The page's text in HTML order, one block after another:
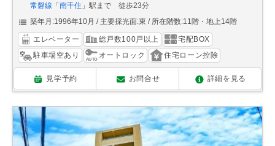
常磐線 「 南千住 」駅まで 徒歩23分
築年月:1996年10月
主要採光面:東 所在階数:11階・地上14階
エレベーター 総戸数100戸以上
宅配BOX
駐車場空あり
オートロック 住宅ローン控除
見学予約 お問合せ 詳細を見る